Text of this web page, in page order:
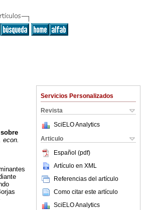
Servicios Personalizados
Revista
SciELO Analytics
Articulo
Español (pdf)
Artículo en XML
Referencias del artículo
Como citar este artículo
SciELO Analytics
econ.